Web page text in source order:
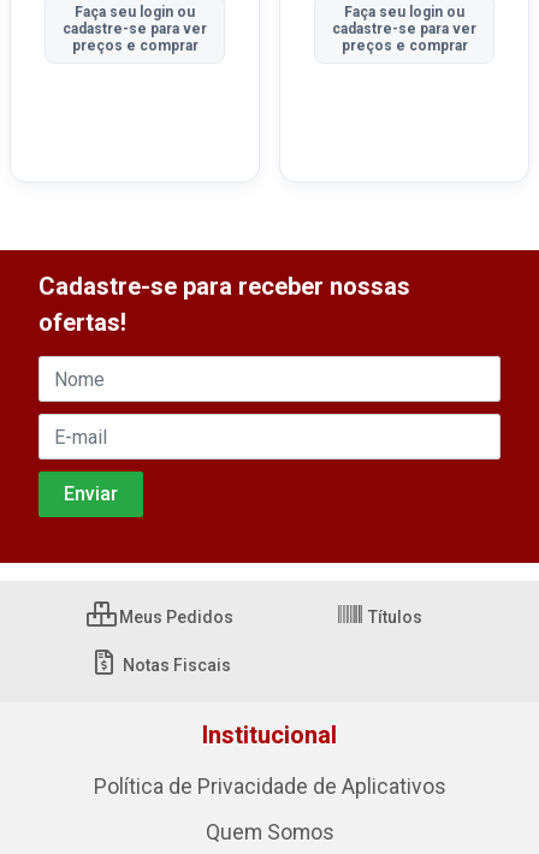
Faça seu login ou
cadastre-se para ver
preços e comprar
Faça seu login ou
cadastre-se para ver
preços e comprar
Cadastre-se para receber nossas
ofertas!
Meus Pedidos Títulos
Notas Fiscais
Institucional
Política de Privacidade de Aplicativos
Quem Somos